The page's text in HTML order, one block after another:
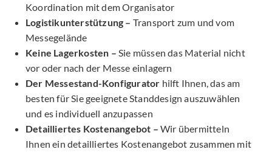
Koordination mit dem Organisator
Logistikunterstützung – Transport zum und vom
Messegelände
Keine Lagerkosten – Sie müssen das Material nicht
vor oder nach der Messe einlagern
Der Messestand-Konfigurator hilft Ihnen, das am
besten für Sie geeignete Standdesign auszuwählen
und es individuell anzupassen
Detailliertes Kostenangebot – Wir übermitteln
Ihnen ein detailliertes Kostenangebot zusammen mit